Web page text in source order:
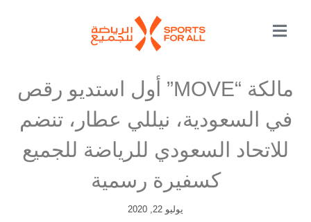
مالكة “MOVE” أول استديو رقص
في السعودية، نيللي عطار، تنضم
للاتحاد السعودي للرياضة للجميع
كسفيرة رسمية
يوليو 22, 2020